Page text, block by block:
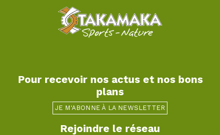
Pour recevoir nos actus et nos bons
plans
JE M'ABONNE À LA NEWSLETTER
Rejoindre le réseau